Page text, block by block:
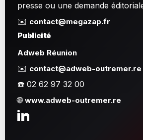
presse ou une demande
✉️ contact@megazap.fr
Publicité
Adweb Réunion
✉️ contact@adweb-outremer.re
☎️ 02 62 97 32 00
🌐www.adweb-outremer.re